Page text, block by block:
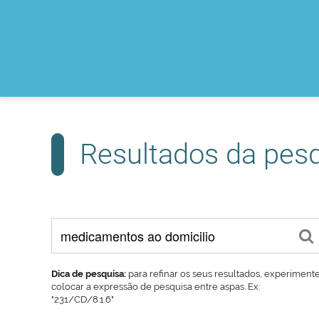
Resultados da
Dica de pesquisa: para refinar os seus resultados,
colocar a expressão de pesquisa entre aspas. Ex:
"231/CD/8.1.6"